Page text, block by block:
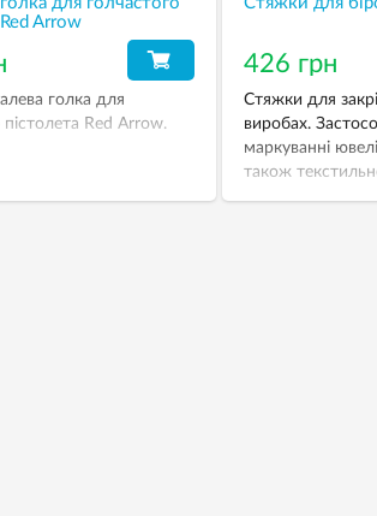
Arrow
голка для
пістолета Red Arrow.
426 грн
Стяжки для
виробах.
маркуванні
також